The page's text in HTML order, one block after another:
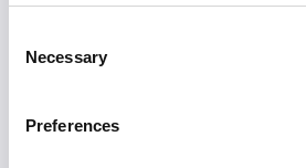
Selection
Necessary
Preferences
2025-02-20